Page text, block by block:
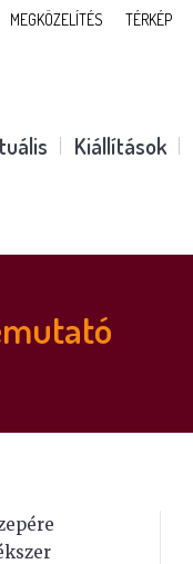
MEGKÖZELÍTÉS TÉRKÉP
Kiállítások